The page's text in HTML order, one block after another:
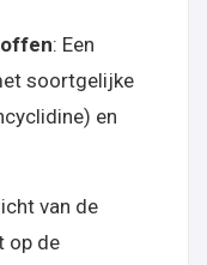
: Een
soortgelijke
en
van de
op de